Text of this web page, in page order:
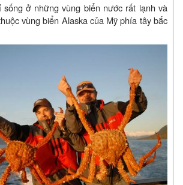
sống ở những vùng biển nước rất lạnh và
vùng biển Alaska của Mỹ phía tây bắc